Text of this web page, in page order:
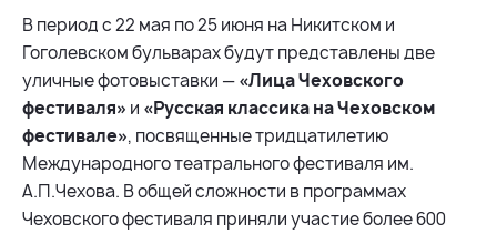
В период с 22 мая по 25 июня на Никитском и
Гоголевском бульварах будут представлены две
уличные фотовыставки —«Лица Чеховского
фестиваля» и «Русская классика на Чеховском
фестивале», посвященные тридцатилетию
Международного театрального фестиваля им.
А.П.Чехова. В общей сложности в программах
Чеховского фестиваля приняли участие более 600